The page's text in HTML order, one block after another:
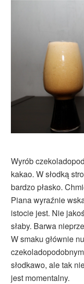
Wyrób
kakao. W słodką
bardzo płasko.
Piana wyraźnie
istocie jest. Nie
słaby. Barwa
W smaku głównie
słodkawo, ale tak
jest momentalny.